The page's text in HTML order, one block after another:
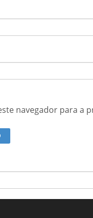
navegador para a